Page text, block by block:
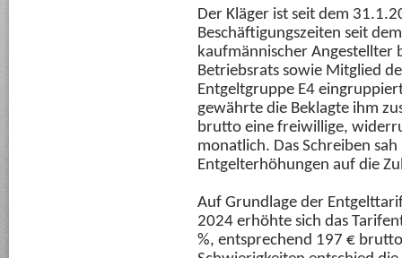
Der Kläger ist seit dem
Beschäftigungszeiten seit
kaufmännischer Angestellter
Betriebsrats sowie Mitglied
Entgeltgruppe E4
gewährte die Beklagte ihm
brutto eine freiwillige,
monatlich. Das Schreiben
Entgelterhöhungen auf die
Auf Grundlage der
2024 erhöhte sich das
%, entsprechend 197 €